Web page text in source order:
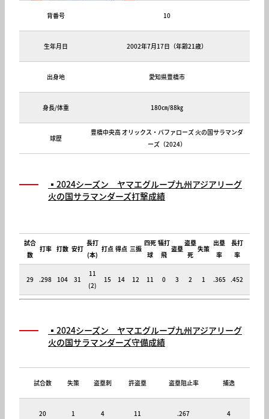
背番号 10
生年月日 2002年7月17日（年齢21歳）
出身地 愛知県豊橋市
身長/体重 180㎝/88㎏
球歴
豊橋中央高 オリックス・バファローズ 火の国サラマンダ
ーズ（2024）
▪️2024シーズン ヤマエグループ九州アジアリーグ
火の国サラマンダーズ打撃成績
試合
数
打率 打数 安打
長打
(本)
打点 得点 三振
四死
球
犠打
飛
盗塁
盗塁
死
失策
出塁
率
長打
率
29 .298 104 31
11
(2)
15 14 12 11 0 3 2 1 .365 .452
▪️ 2024シーズン ヤマエグループ九州アジアリーグ
火の国サラマンダーズ守備成績
試合数 失策 盗塁刺 許盗塁 盗塁阻止率 捕逸
20 1 4 11 .267 4